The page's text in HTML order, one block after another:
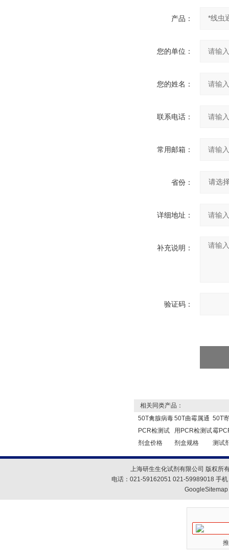
产品：
您的单位：
您的姓名：
联系电话：
常用邮箱：
省份：
详细地址：
补充说明：
验证码：
相关同类产品：
50T禽腺病毒
PCR检测试
剂盒价格
50T曲霉属通
用PCR检测试
剂盒规格
50T
霉
测试
上海研生生化试剂有限公司 版权所
电话：021-59162051 021-59989018 手
GoogleSitemap